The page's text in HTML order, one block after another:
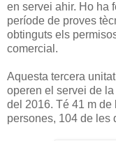
en servei ahir. Ho ha
període de proves
obtinguts els
comercial.
Aquesta tercera
operen el servei de la
del 2016. Té 41 m
persones, 104 de les